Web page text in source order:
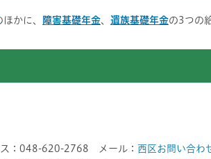
ほかに、 障害基礎年金、 遺族基礎年金の3つの
：048-620-2768 メール： 西区お問い合わ